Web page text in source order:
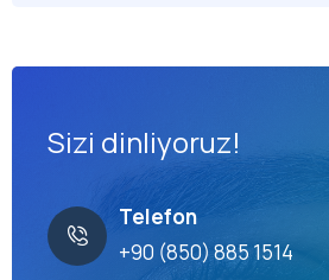
Sizi dinliyoruz!
Telefon
+90 (850) 885 1514